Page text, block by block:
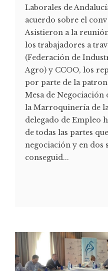
Laborales de
acuerdo sobre el
Asistieron a la
los trabajadores a
(Federación de
Agro) y CCOO, los
por parte de la
Mesa de Negociación
la Marroquinería de
delegado de Empleo
de todas las partes
negociación y en dos
conseguid...